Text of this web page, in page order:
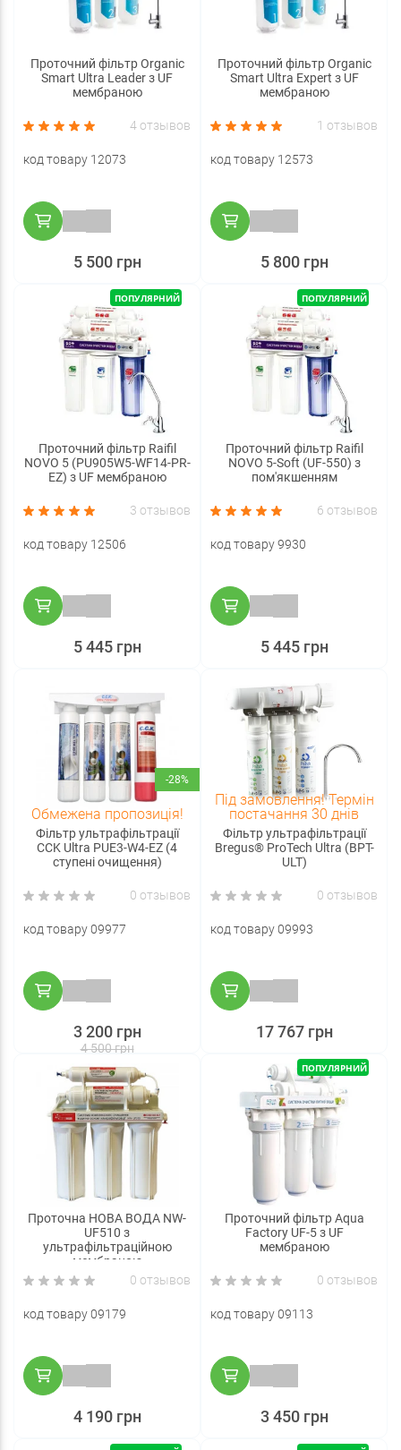
Проточний фільтр Organic
Smart Ultra Leader з UF
мембраною
4 отзывов
код товару 12073
5 500 грн
Проточний фільтр Organic
Smart Ultra Expert з UF
мембраною
1 отзывов
код товару 12573
5 800 грн
ПОПУЛЯРНИЙ
Проточний фільтр Raifil
NOVO 5 (PU905W5-WF14-PR-
EZ) з UF мембраною
3 отзывов
код товару 12506
5 445 грн
ПОПУЛЯРНИЙ
Проточний фільтр Raifil
NOVO 5-Soft (UF-550) з
пом'якшенням
6 отзывов
код товару 9930
5 445 грн
-28%
Обмежена пропозиція!
Фільтр ультрафільтрації
CCK Ultra PUE3-W4-EZ (4
ступені очищення)
0 отзывов
код товару 09977
4 500 грн
3 200 грн
Під замовлення! Термін
постачання 30 днів
Фільтр ультрафільтрації
Bregus® ProTech Ultra (BPT-
ULT)
0 отзывов
код товару 09993
17 767 грн
Проточна НОВА ВОДА NW-
UF510 з
ультрафільтраційною
мембраною
0 отзывов
код товару 09179
4 190 грн
ПОПУЛЯРНИЙ
Проточний фільтр Aqua
Factory UF-5 з UF
мембраною
0 отзывов
код товару 09113
3 450 грн